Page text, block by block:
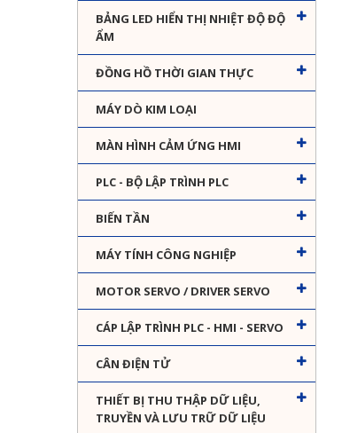
BẢNG LED HIỂN THỊ NHIỆT ĐỘ ĐỘ
ẨM
ĐỒNG HỒ THỜI GIAN THỰC
MÁY DÒ KIM LOẠI
MÀN HÌNH CẢM ỨNG HMI
PLC - BỘ LẬP TRÌNH PLC
BIẾN TẦN
MÁY TÍNH CÔNG NGHIỆP
MOTOR SERVO / DRIVER SERVO
CÁP LẬP TRÌNH PLC - HMI - SERVO
CÂN ĐIỆN TỬ
THIẾT BỊ THU THẬP DỮ LIỆU,
TRUYỀN VÀ LƯU TRỮ DỮ LIỆU